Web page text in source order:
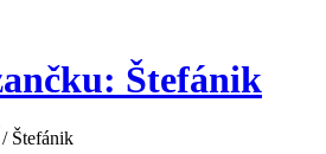
Štefánik
/ Štefánik